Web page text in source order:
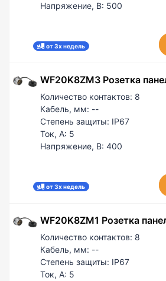
Напряжение, В: 500
от 3х недель
WF20K8ZM3 Розетка
Количество контактов: 8
Кабель, мм: --
Степень защиты: IP67
Ток, А: 5
Напряжение, В: 400
от 3х недель
WF20K8ZM1 Розетка
Количество контактов: 8
Кабель, мм: --
Степень защиты: IP67
Ток, А: 5